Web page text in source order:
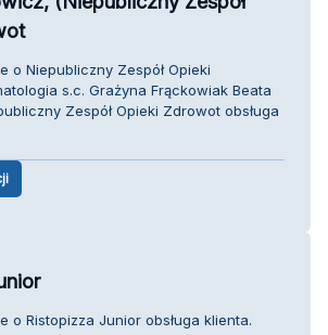
o Niepubliczny Zespół Opieki
s.c. Grażyna Frąckowiak Beata
Zespół Opieki Zdrowot obsługa
o Ristopizza Junior obsługa klienta.